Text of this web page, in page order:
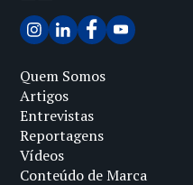
Quem Somos
Artigos
Entrevistas
Reportagens
Vídeos
Conteúdo de Marca